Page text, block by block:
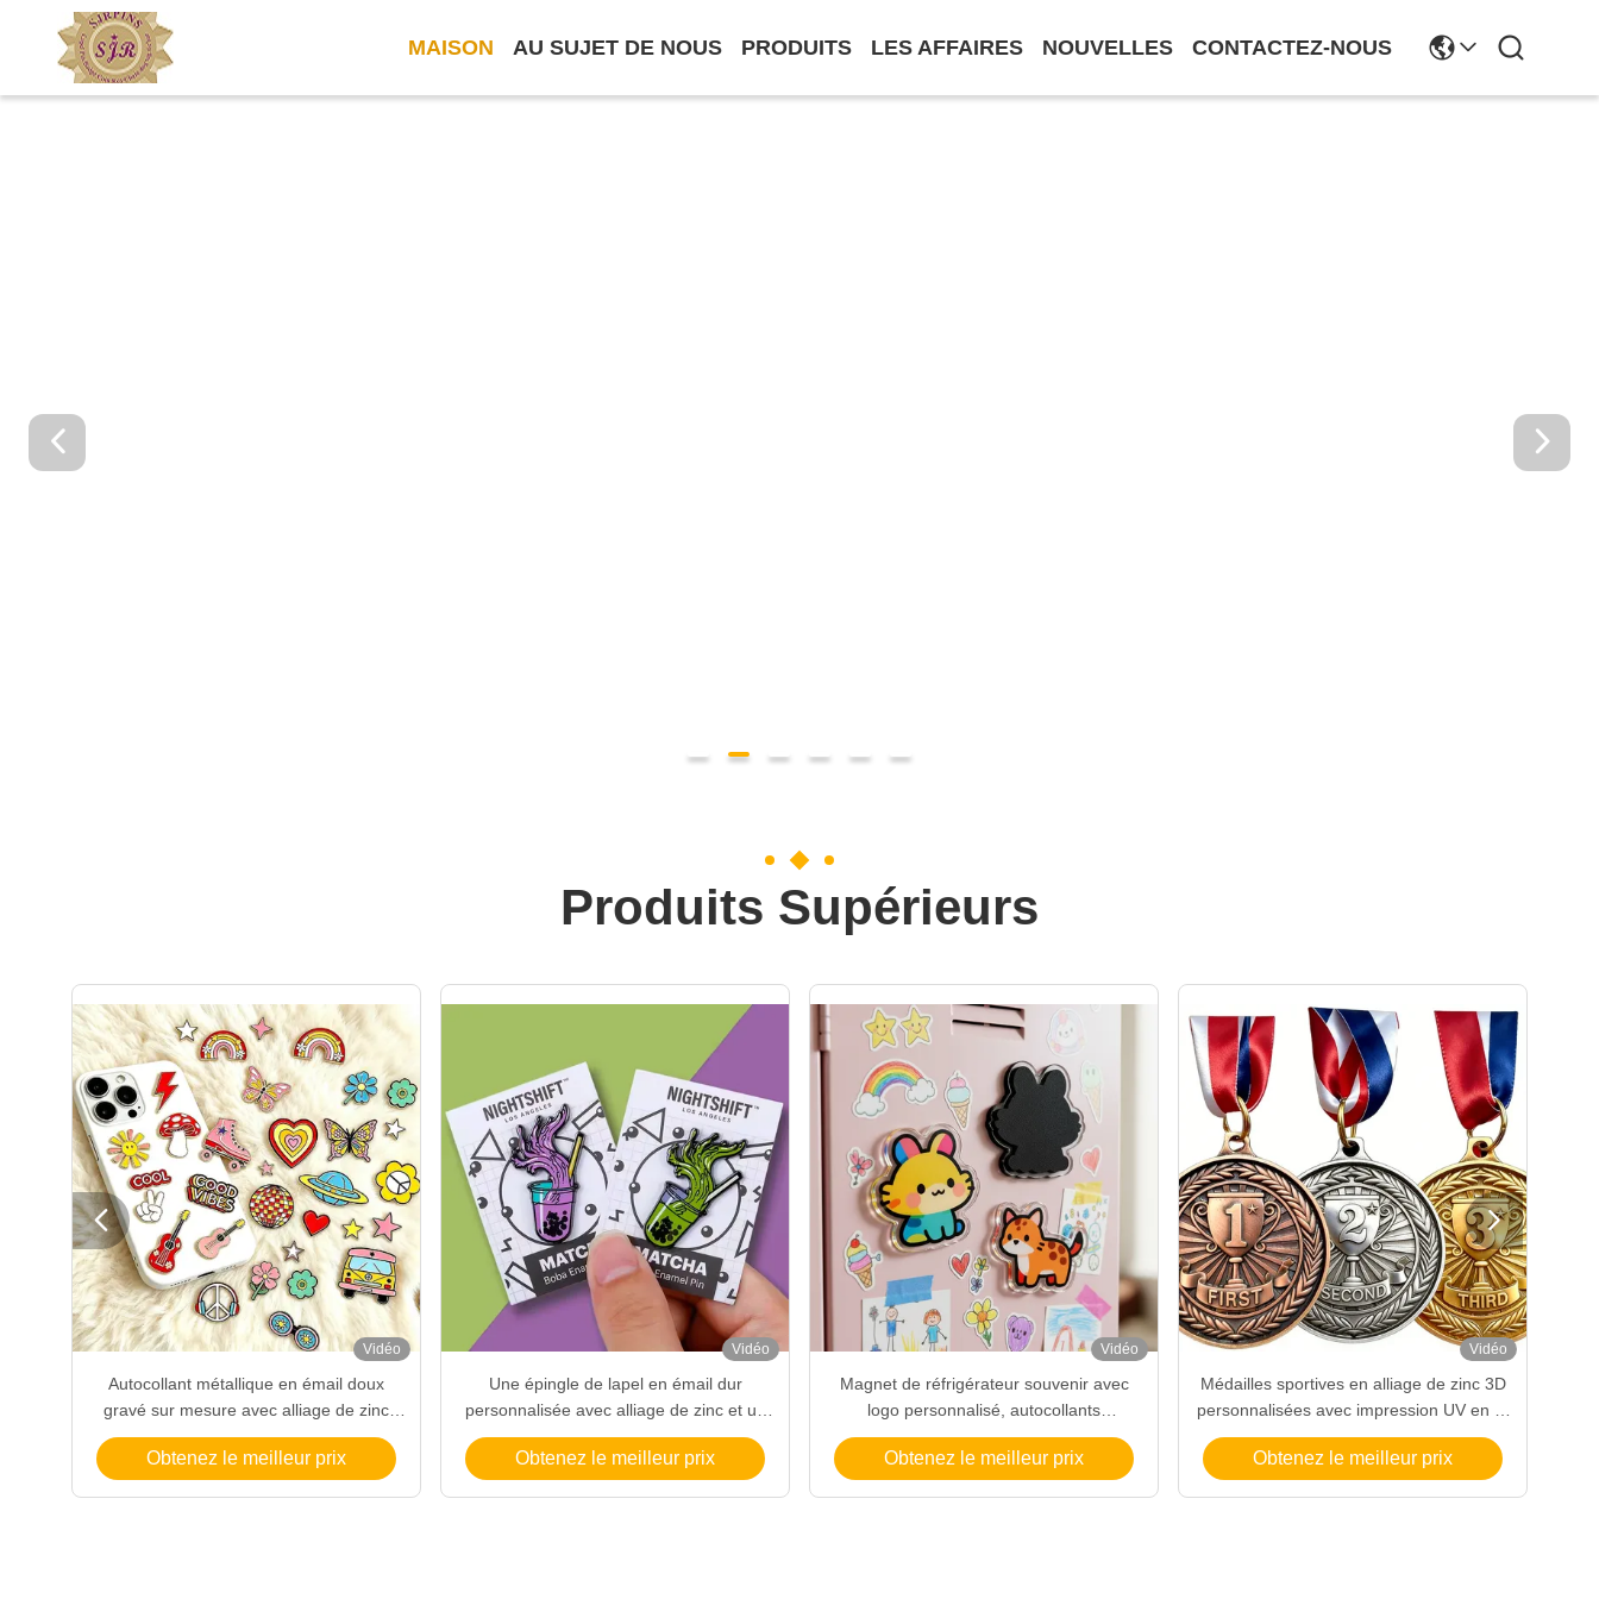
MAISON AU SUJET DE NOUS PRODUITS LES AFFAIRES NOUVELLES CONTACTEZ-NOUS
Produits Supérieurs
Vidéo
Autocollant métallique en émail doux
gravé sur mesure avec alliage de zinc
pour les occasions de téléphone
Obtenez le meilleur prix
Vidéo
Une épingle de lapel en émail dur
personnalisée avec alliage de zinc et un
logo personnalisé pour la marque
Obtenez le meilleur prix
Vidéo
Magnet de réfrigérateur souvenir avec
logo personnalisé, autocollants
magnétiques acryliques pour
réfrigérateur, design anime de dessin
Obtenez le meilleur prix
Vidéo
Médailles sportives en alliage de zinc 3D
personnalisées avec impression UV en or
pour le marathon, la remise des diplômes
et les prix.
Obtenez le meilleur prix
 